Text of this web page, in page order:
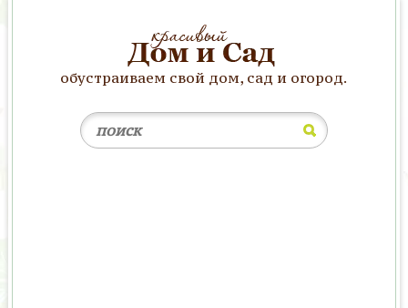
обустраиваем свой дом, сад и огород.